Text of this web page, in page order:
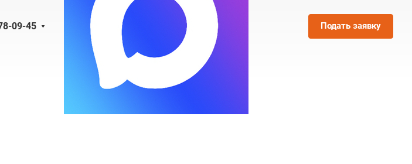
09-45 Подать заявку